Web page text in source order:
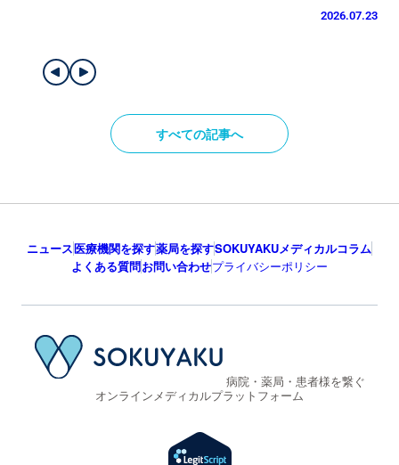
2026.07.23
すべての記事へ
ニュース医療機関を探す薬局を探すSOKUYAKUメディカルコラム
よくある質問お問い合わせプライバシーポリシー
病院・薬局・患者様を繋ぐ
オンラインメディカルプラットフォーム